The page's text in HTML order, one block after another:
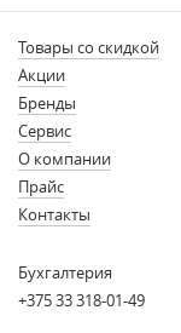
Товары со скидкой
Акции
Бренды
Сервис
О компании
Прайс
Контакты
Бухгалтерия
+375 33 318-01-49